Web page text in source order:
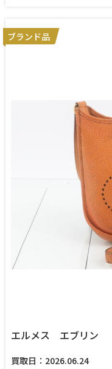
ブランド品
エルメス エブリン
買取日：2026.06.24